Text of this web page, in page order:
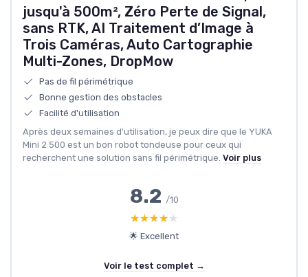
jusqu'à 500m², Zéro Perte de Signal,
sans RTK, AI Traitement d’Image à
Trois Caméras, Auto Cartographie
Multi-Zones, DropMow
Pas de fil périmétrique
Bonne gestion des obstacles
Facilité d'utilisation
Après deux semaines d'utilisation, je peux dire que le YUKA
Mini 2 500 est un bon robot tondeuse pour ceux qui
recherchent une solution sans fil périmétrique. Voir plus
8.2 /10
★★★★★
★★★★★
🌟 Excellent
Voir le test complet →